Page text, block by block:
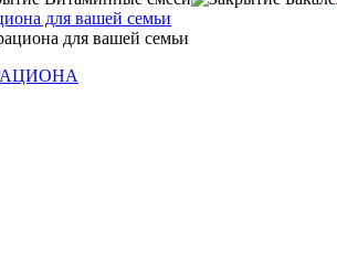
для вашей семьи